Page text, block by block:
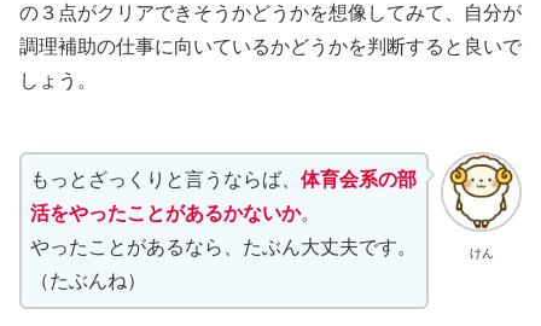
の３点がクリアできそうかどうかを想像してみて、自分が
調理補助の仕事に向いているかどうかを判断すると良いで
しょう。
けん
もっとざっくりと言うならば、 体育会系の部
活をやったことがあるかないか。
やったことがあるなら、たぶん大丈夫です。
（たぶんね）